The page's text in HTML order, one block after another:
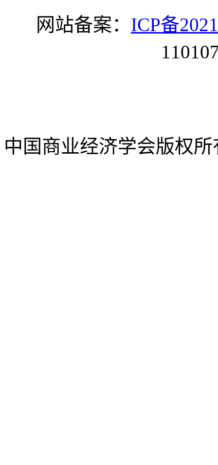
网站备案： ICP备
中国商业经济学会版权所